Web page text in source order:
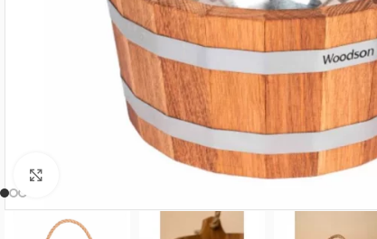
Нажмите, чтобы увеличить